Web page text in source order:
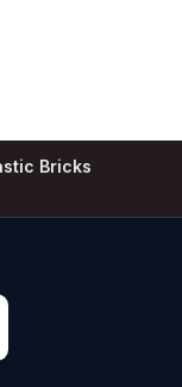
Bricks